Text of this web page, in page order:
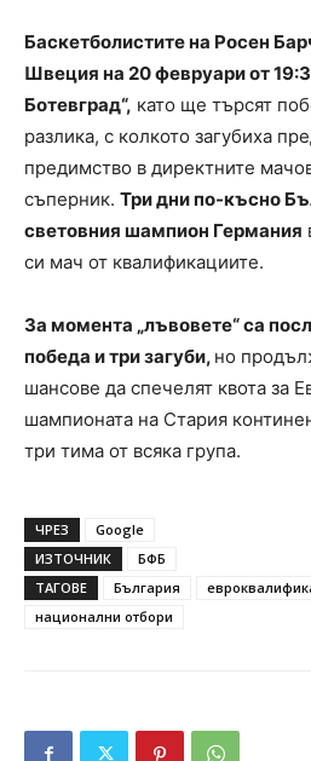
Баскетболистите на Росен
Швеция на 20 февруари от
Ботевград“, като ще търсят
разлика, с колкото загубиха
предимство в директните
съперник. Три дни по-късно
световния шампион Германия
си мач от квалификациите.
За момента „лъвовете“ са
победа и три загуби, но
шансове да спечелят квота за
шампионата на Стария
три тима от всяка група.
ЧРЕЗ
Google
ИЗТОЧНИК
БФБ
ТАГОВЕ
България
национални отбори